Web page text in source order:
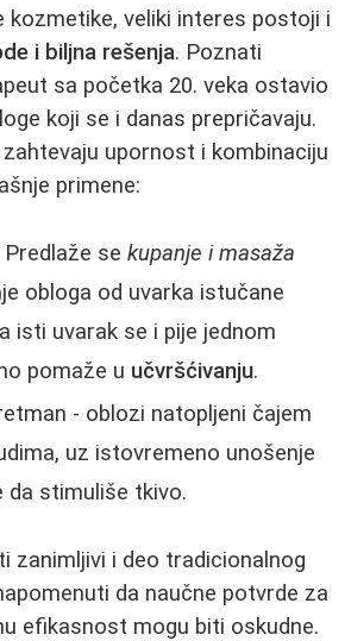
kozmetike, veliki interes postoji i
i biljna rešenja. Poznati
sa početka 20. veka ostavio
koji se i danas prepričavaju.
upornost i kombinaciju
primene:
Predlaže se kupanje i masaža
obloga od uvarka istučane
isti uvarak se i pije jednom
pomaže u učvršćivanju.
- oblozi natopljeni čajem
uz istovremeno unošenje
da stimuliše tkivo.
zanimljivi i deo tradicionalnog
da naučne potvrde za
efikasnost mogu biti oskudne.